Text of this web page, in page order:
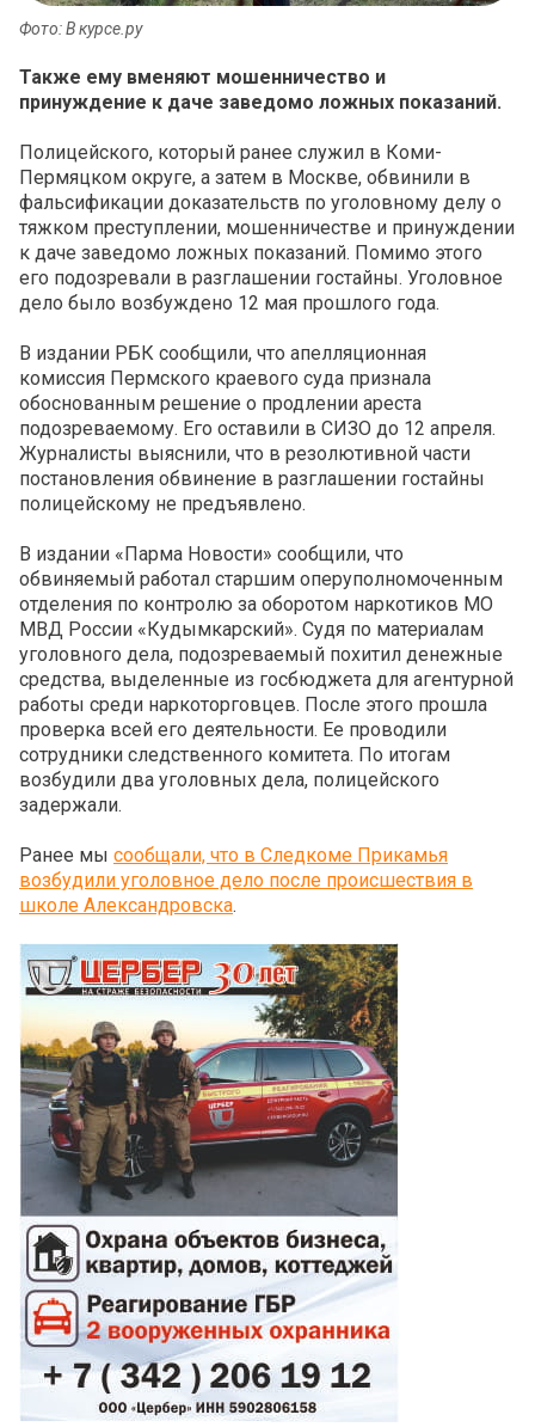
Фото: В курсе.ру
Также ему вменяют мошенничество и
принуждение к даче заведомо ложных показаний.
Полицейского, который ранее служил в Коми-
Пермяцком округе, а затем в Москве, обвинили в
фальсификации доказательств по уголовному делу о
тяжком преступлении, мошенничестве и принуждении
к даче заведомо ложных показаний. Помимо этого
его подозревали в разглашении гостайны. Уголовное
дело было возбуждено 12 мая прошлого года.
В издании РБК сообщили, что апелляционная
комиссия Пермского краевого суда признала
обоснованным решение о продлении ареста
подозреваемому. Его оставили в СИЗО до 12 апреля.
Журналисты выяснили, что в резолютивной части
постановления обвинение в разглашении гостайны
полицейскому не предъявлено.
В издании «Парма Новости» сообщили, что
обвиняемый работал старшим оперуполномоченным
отделения по контролю за оборотом наркотиков МО
МВД России «Кудымкарский». Судя по материалам
уголовного дела, подозреваемый похитил денежные
средства, выделенные из госбюджета для агентурной
работы среди наркоторговцев. После этого прошла
проверка всей его деятельности. Ее проводили
сотрудники следственного комитета. По итогам
возбудили два уголовных дела, полицейского
задержали.
Ранее мы сообщали, что в Следкоме Прикамья
возбудили уголовное дело после происшествия в
школе Александровска.